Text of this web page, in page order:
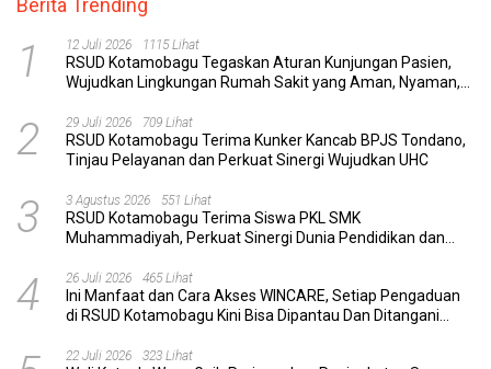
Berita Trending
1 12 Juli 2026 1115 Lihat
RSUD Kotamobagu Tegaskan Aturan Kunjungan Pasien,
Wujudkan Lingkungan Rumah Sakit yang Aman, Nyaman,
2 29 Juli 2026 709 Lihat
RSUD Kotamobagu Terima Kunker Kancab BPJS Tondano,
Tinjau Pelayanan dan Perkuat Sinergi Wujudkan UHC
3 3 Agustus 2026 551 Lihat
RSUD Kotamobagu Terima Siswa PKL SMK
Muhammadiyah, Perkuat Sinergi Dunia Pendidikan dan
4 26 Juli 2026 465 Lihat
Ini Manfaat dan Cara Akses WINCARE, Setiap Pengaduan
di RSUD Kotamobagu Kini Bisa Dipantau Dan Ditangani
22 Juli 2026 323 Lihat